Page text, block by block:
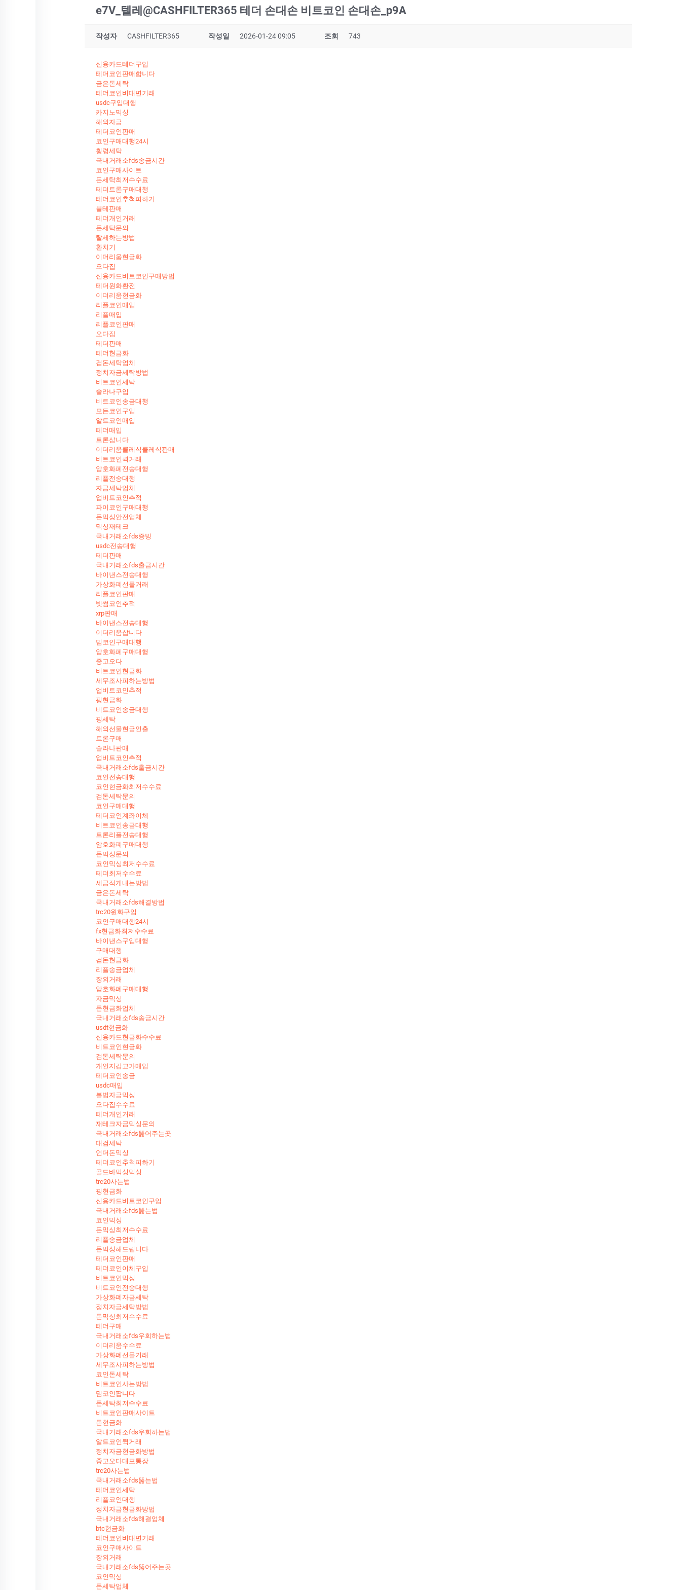
e7V_텔레@CASHFILTER365 테더 손대손 비트코인 손대손_p9A
작성자 CASHFILTER365 작성일 2026-01-24 09:05 조회 743
신용카드테더구입
테더코인판매합니다
금은돈세탁
테더코인비대면거래
usdc구입대행
카지노믹싱
해외자금
테더코인판매
코인구매대행24시
횡령세탁
국내거래소fds송금시간
코인구매사이트
돈세탁최저수수료
테더트론구매대행
테더코인추척피하기
블테판매
테더개인거래
돈세탁문의
탈세하는방법
환치기
이더리움현금화
오다집
신용카드비트코인구매방법
테더원화환전
이더리움현금화
리플코인매입
리플매입
리플코인판매
오다집
테더판매
테더현금화
검돈세탁업체
정치자금세탁방법
비트코인세탁
솔라나구입
비트코인송금대행
모든코인구입
알트코인매입
테더매입
트론삽니다
이더리움클레식클레식판매
비트코인퀵거래
암호화폐전송대행
리플전송대행
자금세탁업체
업비트코인추적
파이코인구매대행
돈믹싱안전업체
믹싱재테크
국내거래소fds증빙
usdc전송대행
테더판매
국내거래소fds출금시간
바이낸스전송대행
가상화폐선물거래
리플코인판매
빗썸코인추적
xrp판매
바이낸스전송대행
이더리움삽니다
밈코인구매대행
암호화폐구매대행
중고오다
비트코인현금화
세무조사피하는방법
업비트코인추적
핑현금화
비트코인송금대행
핑세탁
해외선물현금인출
트론구매
솔라나판매
업비트코인추적
국내거래소fds출금시간
코인전송대행
코인현금화최저수수료
검돈세탁문의
코인구매대행
테더코인계좌이체
비트코인송금대행
트론리플전송대행
암호화폐구매대행
돈믹싱문의
코인믹싱최저수수료
테더최저수수료
세금적게내는방법
금은돈세탁
국내거래소fds해결방법
trc20원화구입
코인구매대행24시
fx현금화최저수수료
바이낸스구입대행
구매대행
검돈현금화
리플송금업체
장외거래
암호화폐구매대행
자금믹싱
돈현금화업체
국내거래소fds송금시간
usdt현금화
신용카드현금화수수료
비트코인현금화
검돈세탁문의
개인지갑고가매입
테더코인송금
usdc매입
불법자금믹싱
오다집수수료
테더개인거래
재테크자금믹싱문의
국내거래소fds뚫어주는곳
대검세탁
언더돈믹싱
테더코인추척피하기
골드바믹싱믹싱
trc20사는법
핑현금화
신용카드비트코인구입
국내거래소fds뚫는법
코인믹싱
돈믹싱최저수수료
리플송금업체
돈믹싱해드립니다
테더코인판매
테더코인이체구입
비트코인믹싱
비트코인전송대행
가상화폐자금세탁
정치자금세탁방법
돈믹싱최저수수료
테더구매
국내거래소fds우회하는법
이더리움수수료
가상화폐선물거래
세무조사피하는방법
코인돈세탁
비트코인사는방법
밈코인팝니다
돈세탁최저수수료
비트코인판매사이트
돈현금화
국내거래소fds우회하는법
알트코인퀵거래
정치자금현금화방법
중고오다대포통장
trc20사는법
국내거래소fds뚫는법
테더코인세탁
리플코인대행
정치자금현금화방법
국내거래소fds해결업체
btc현금화
테더코인비대면거래
코인구매사이트
장외거래
국내거래소fds뚫어주는곳
코인믹싱
돈세탁업체